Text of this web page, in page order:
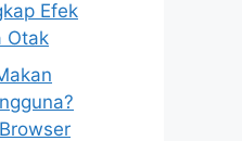
Efek
Otak